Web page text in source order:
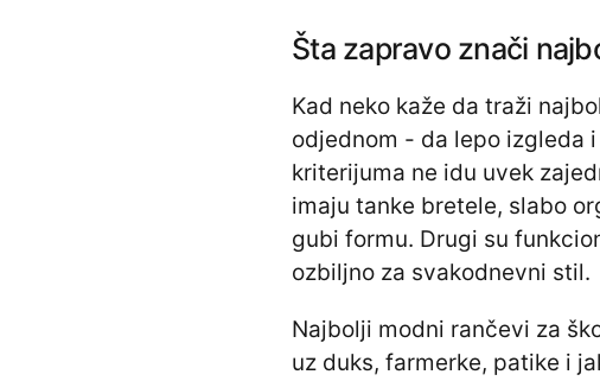
Šta zapravo znači
Kad neko kaže da traži
odjednom - da lepo izgleda
kriterijuma ne idu uvek
imaju tanke bretele, slabo
gubi formu. Drugi su
ozbiljno za svakodnevni stil.
Najbolji modni rančevi za
uz duks, farmerke, patike i